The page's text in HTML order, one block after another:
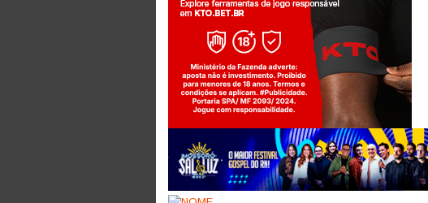
Jogue com responsabilidade. 18+